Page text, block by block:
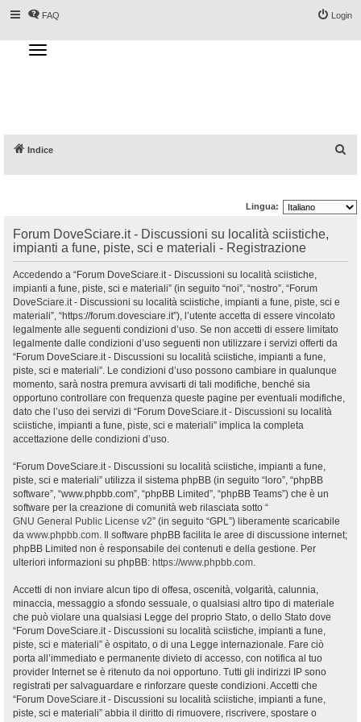
FAQ Login
T
o
g
a
t
Indice
c
Lingua:
Forum DoveSciare.it - Discussioni su località sciistiche,
impianti a fune, piste, sci e materiali - Registrazione
Accedendo a “Forum DoveSciare.it - Discussioni su località sciistiche,
impianti a fune, piste, sci e materiali” (in seguito “noi”, “nostro”, “Forum
DoveSciare.it - Discussioni su località sciistiche, impianti a fune, piste, sci e
materiali”, “https://forum.dovesciare.it”), l’utente accetta di essere vincolato
legalmente alle seguenti condizioni d’uso. Se non accetti di essere limitato
legalmente dalle condizioni d’uso seguenti non utilizzare i servizi offerti da
“Forum DoveSciare.it - Discussioni su località sciistiche, impianti a fune,
piste, sci e materiali”. Le condizioni d’uso possono cambiare in qualunque
momento, sarà nostra premura avvisarti di tali modifiche, benché sia
opportuno controllare con frequenza queste pagine per eventuali modifiche,
dato che l’uso dei servizi di “Forum DoveSciare.it - Discussioni su località
sciistiche, impianti a fune, piste, sci e materiali” implica la completa
accettazione delle condizioni d’uso.
“Forum DoveSciare.it - Discussioni su località sciistiche, impianti a fune,
piste, sci e materiali” utilizza il sistema phpBB (in seguito “loro”, “phpBB
software”, “www.phpbb.com”, “phpBB Limited”, “phpBB Teams”) che è un
software per la creazione di comunità web rilasciata sotto “
GNU General Public License v2” (in seguito “GPL”) liberamente scaricabile
da www.phpbb.com. Il software phpBB facilita le aree di discussione internet;
phpBB Limited non è responsabile dei contenuti e della gestione. Per
ulteriori informazioni su phpBB: https://www.phpbb.com.
Accetti di non inviare alcun tipo di offesa, oscenità, volgarità, calunnia,
minaccia, messaggio a sfondo sessuale, o qualsiasi altro tipo di materiale
che può violare una qualsiasi Legge del proprio Stato, o dello Stato dove
“Forum DoveSciare.it - Discussioni su località sciistiche, impianti a fune,
piste, sci e materiali” è ospitato, o di una Legge internazionale. Fare ciò
porta all’immediato e permanente divieto di accesso, con notifica al tuo
provider Internet se è ritenuto da noi opportuno. Tutti gli indirizzi IP sono
registrati per salvaguardare e rinforzare queste condizioni. Accetti che
“Forum DoveSciare.it - Discussioni su località sciistiche, impianti a fune,
piste, sci e materiali” abbia il diritto di rimuovere, riscrivere, spostare o